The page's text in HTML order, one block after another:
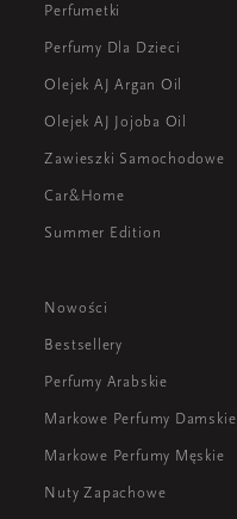
Perfumetki
Perfumy Dla Dzieci
Olejek AJ Argan Oil
Olejek AJ Jojoba Oil
Zawieszki Samochodowe
Car&Home
Summer Edition
Nowości
Bestsellery
Perfumy Arabskie
Markowe Perfumy Damskie
Markowe Perfumy Męskie
Nuty Zapachowe